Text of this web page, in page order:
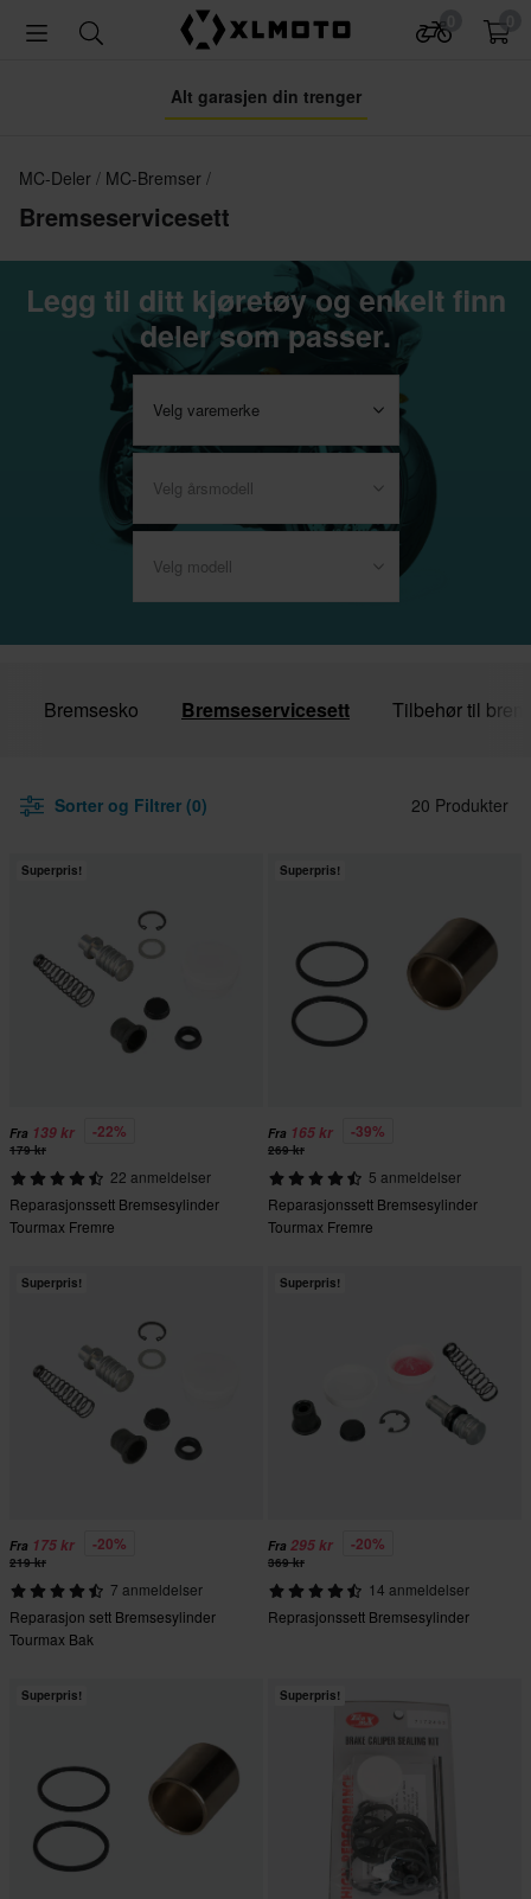
Alt garasjen din trenger
MC-Deler MC-Bremser
Bremseservicesett
Legg til ditt kjøretøy og enkelt finn
deler som passer.
Velg varemerke
Velg årsmodell
Velg modell
Bremsesko Bremseservicesett Tilbehør til
Sorter og Filtrer (0) 20 Produkter
Superpris!
Fra 139 kr -22%
179 kr
22 anmeldelser
Reparasjonssett Bremsesylinder
Tourmax Fremre
Superpris!
Fra 165 kr -39%
269 kr
5 anmeldelser
Reparasjonssett Bremsesylinder
Tourmax Fremre
Superpris!
Fra 175 kr -20%
219 kr
7 anmeldelser
Reparasjon sett Bremsesylinder
Tourmax Bak
Superpris!
Fra 295 kr -20%
369 kr
14 anmeldelser
Reprasjonssett Bremsesylinder
Superpris! Superpris!